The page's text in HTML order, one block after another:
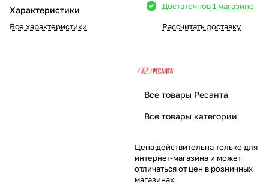
Характеристики
Все характеристики
Достаточнов 1 магазине
Рассчитать доставку
Все товары Ресанта
Все товары категории
Цена действительна только для
интернет-магазина и может
отличаться от цен в розничных
магазинах
в корзину
% картой любого банка
% будут
с вашей карты